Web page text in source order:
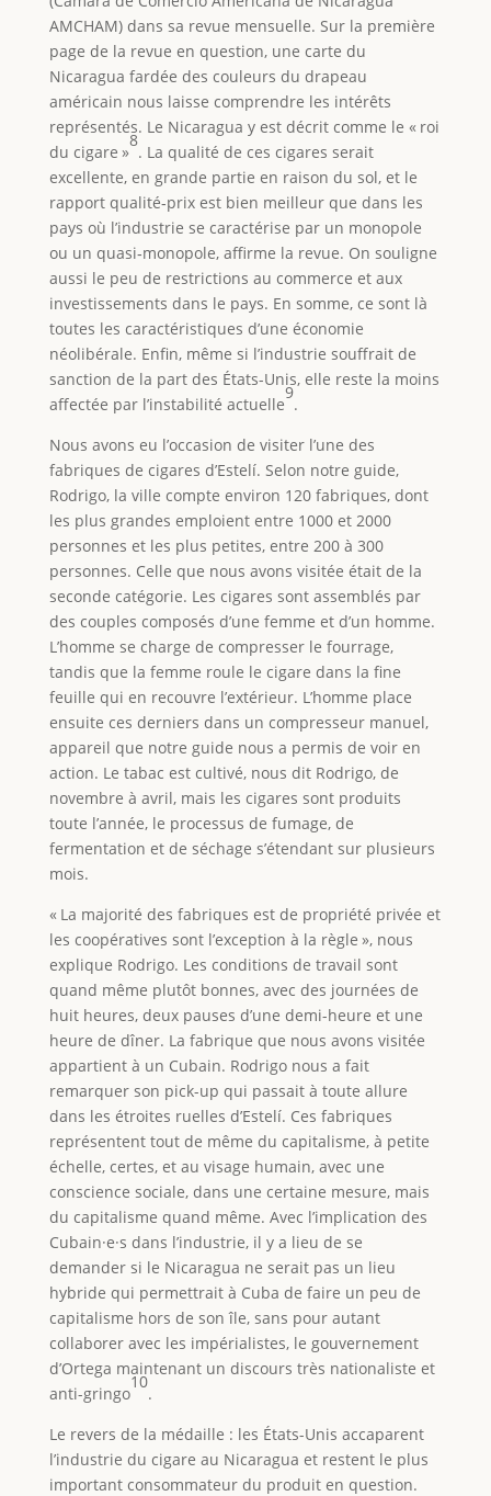
AMCHAM) dans sa revue mensuelle. Sur la première
page de la revue en question, une carte du
Nicaragua fardée des couleurs du drapeau
américain nous laisse comprendre les intérêts
représentés. Le Nicaragua y est décrit comme le « roi
du cigare »
8
. La qualité de ces cigares serait
excellente, en grande partie en raison du sol, et le
rapport qualité‑prix est bien meilleur que dans les
pays où l’industrie se caractérise par un monopole
ou un quasi‑monopole, affirme la revue. On souligne
aussi le peu de restrictions au commerce et aux
investissements dans le pays. En somme, ce sont là
toutes les caractéristiques d’une économie
néolibérale. Enfin, même si l’industrie souffrait de
sanction de la part des États-Unis, elle reste la moins
affectée par l’instabilité actuelle
9
.
Nous avons eu l’occasion de visiter l’une des
fabriques de cigares d’Estelí. Selon notre guide,
Rodrigo, la ville compte environ 120 fabriques, dont
les plus grandes emploient entre 1000 et 2000
personnes et les plus petites, entre 200 à 300
personnes. Celle que nous avons visitée était de la
seconde catégorie. Les cigares sont assemblés par
des couples composés d’une femme et d’un homme.
L’homme se charge de compresser le fourrage,
tandis que la femme roule le cigare dans la fine
feuille qui en recouvre l’extérieur. L’homme place
ensuite ces derniers dans un compresseur manuel,
appareil que notre guide nous a permis de voir en
action. Le tabac est cultivé, nous dit Rodrigo, de
novembre à avril, mais les cigares sont produits
toute l’année, le processus de fumage, de
fermentation et de séchage s’étendant sur plusieurs
mois.
« La majorité des fabriques est de propriété privée et
les coopératives sont l’exception à la règle », nous
explique Rodrigo. Les conditions de travail sont
quand même plutôt bonnes, avec des journées de
huit heures, deux pauses d’une demi-heure et une
heure de dîner. La fabrique que nous avons visitée
appartient à un Cubain. Rodrigo nous a fait
remarquer son pick-up qui passait à toute allure
dans les étroites ruelles d’Estelí. Ces fabriques
représentent tout de même du capitalisme, à petite
échelle, certes, et au visage humain, avec une
conscience sociale, dans une certaine mesure, mais
du capitalisme quand même. Avec l’implication des
Cubain·e·s dans l’industrie, il y a lieu de se
demander si le Nicaragua ne serait pas un lieu
hybride qui permettrait à Cuba de faire un peu de
capitalisme hors de son île, sans pour autant
collaborer avec les impérialistes, le gouvernement
d’Ortega maintenant un discours très nationaliste et
anti-gringo
10
.
Le revers de la médaille : les États-Unis accaparent
l’industrie du cigare au Nicaragua et restent le plus
important consommateur du produit en question.